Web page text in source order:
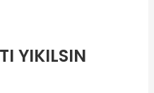
YIKILSIN